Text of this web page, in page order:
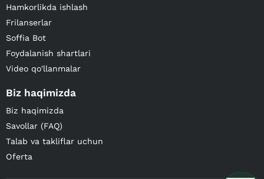
Hamkorlikda ishlash
Frilanserlar
Soffia Bot
Foydalanish shartlari
Video qo'llanmalar
Biz haqimizda
Biz haqimizda
Savollar (FAQ)
Talab va takliflar uchun
Oferta